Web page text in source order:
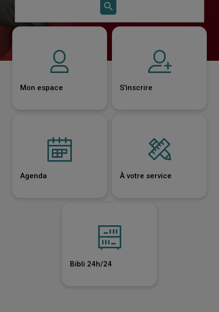
Website page
Advanced search
searchStart
search
Mon espace S'inscrire
Agenda À votre service
Bibli 24h/24